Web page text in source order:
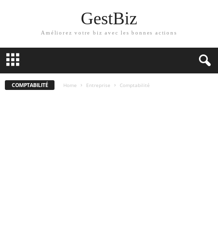
GestBiz
Améliorez votre biz avec les bonnes actions
COMPTABILITÉ Home Entreprise Comptabilité